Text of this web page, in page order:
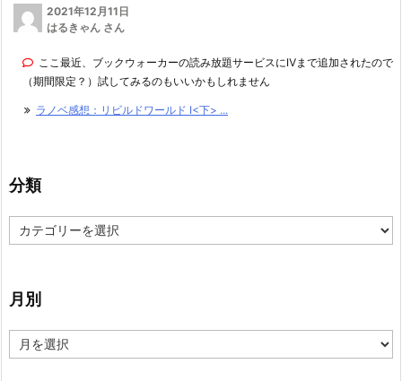
2021年12月11日
はるきゃん さん
ここ最近、ブックウォーカーの読み放題サービスにⅣまで追加されたので
（期間限定？）試してみるのもいいかもしれません
ラノベ感想：リビルドワールド I<下> ...
分類
類
月別
別